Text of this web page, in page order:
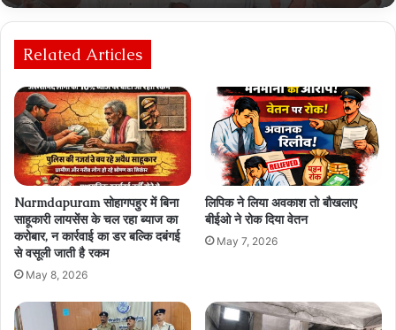
Related Articles
Narmdapuram सोहागपहुर में बिना
साहूकारी लायसेंस के चल रहा ब्‍याज का
करोबार, न कार्रवाई का डर बल्कि दबंगई
से वसूली जाती है रकम
May 8, 2026
लिपिक ने लिया अवकाश तो बौखलाए
बीईओ ने रोक दिया वेतन
May 7, 2026